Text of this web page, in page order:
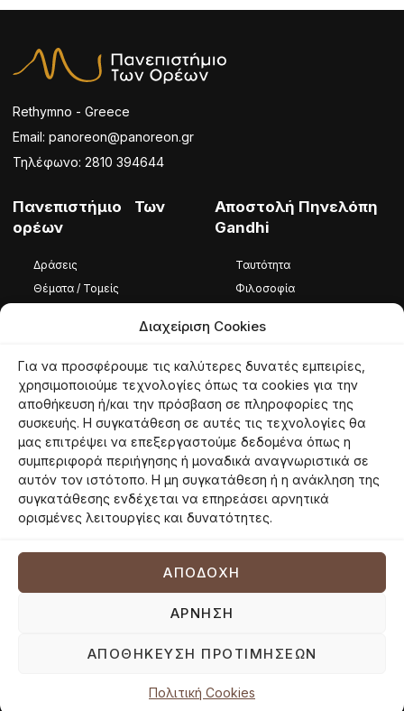
Διαχείριση Cookies
Για να προσφέρουμε τις καλύτερες δυνατές εμπειρίες,
χρησιμοποιούμε τεχνολογίες όπως τα cookies για την
αποθήκευση ή/και την πρόσβαση σε πληροφορίες της
συσκευής. Η συγκατάθεση σε αυτές τις τεχνολογίες θα
μας επιτρέψει να επεξεργαστούμε δεδομένα όπως η
συμπεριφορά περιήγησης ή μοναδικά αναγνωριστικά σε
αυτόν τον ιστότοπο. Η μη συγκατάθεση ή η ανάκληση της
συγκατάθεσης ενδέχεται να επηρεάσει αρνητικά
ορισμένες λειτουργίες και δυνατότητες.
ΑΠΟΔΟΧΉ
ΆΡΝΗΣΗ
ΑΠΟΘΉΚΕΥΣΗ ΠΡΟΤΙΜΉΣΕΩΝ
Πολιτική Cookies
Rethymno - Greece
Email: panoreon@panoreon.gr
Τηλέφωνο: 2810 394644
Πανεπιστήμιο Των
ορέων
Δράσεις
Θέματα / Τομείς
Αποστολή Πηνελόπη
Gandhi
Ταυτότητα
Φιλοσοφία
Ταυτότητα
Φιλοσοφία
Εθελοντές
© 2026 panoreon.gr | Πανεπιστήμιο Των Ορέων |
Netmechanics
Όροι ΧρήσηςΠολιτική ΑπορρήτουΠολιτική Cookies